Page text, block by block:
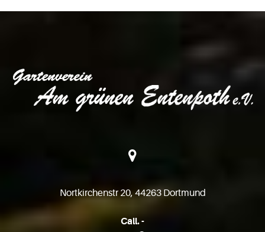
Nortkirchenstr 20, 44263 Dortmund
Call. -